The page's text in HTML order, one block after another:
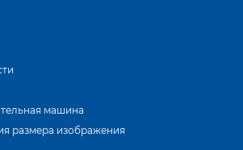
машина
размера изображения